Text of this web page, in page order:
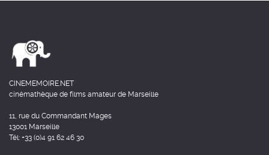
CINEMEMOIRE.NET
cinémathèque de films amateur de Marseille
11, rue du Commandant Mages
13001 Marseille
Tél: +33 (0)4 91 62 46 30